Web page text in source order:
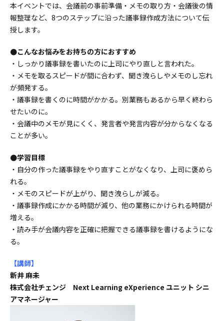
本イベントでは、会議前の事前準備・メモの取り方・会議後の情
報整理など、8つのステップに沿った議事録作成方法について伝
授します。
●こんなお悩みをお持ちの方におすすめ
・しっかり議事録を書いたのに上司にやり直しと言われた。
・メモを取るスピードが間に合わず、聞き洩らしやメモのし忘れ
が頻発する。
・議事録を書くのに時間がかかる。別業務もあるから早く終わら
せたいのに。
・会議中のメモが見にくく、発言者や発言内容が分からなくなる
ことが多い。
●学習目標
・自分の作った議事録をやり直すことがなくなり、上司に褒めら
れる。
・メモのスピードが上がり、聞き洩らしが減る。
・議事録作成にかかる時間が減り、他の業務にかけられる時間が
増える。
・読み手が会議内容を正確に把握できる議事録を書けるようにな
る。
【講師】
新井 麻未
株式会社チェンジ Next Learning eXperience ユニット シニ
アマネージャー